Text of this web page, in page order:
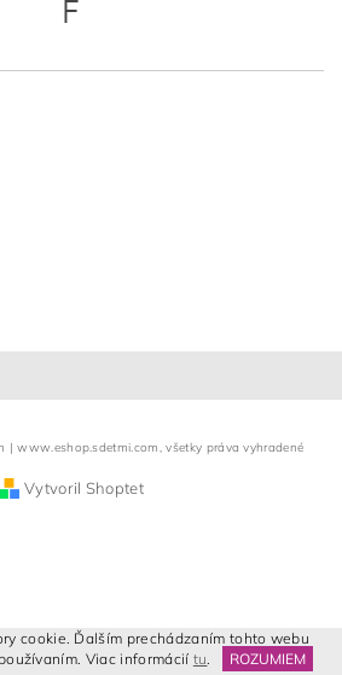
F
| www.eshop.sdetmi.com, všetky práva vyhradené
Vytvoril Shoptet
cookie. Ďalším prechádzaním tohto webu
Viac informácií tu. ROZUMIEM